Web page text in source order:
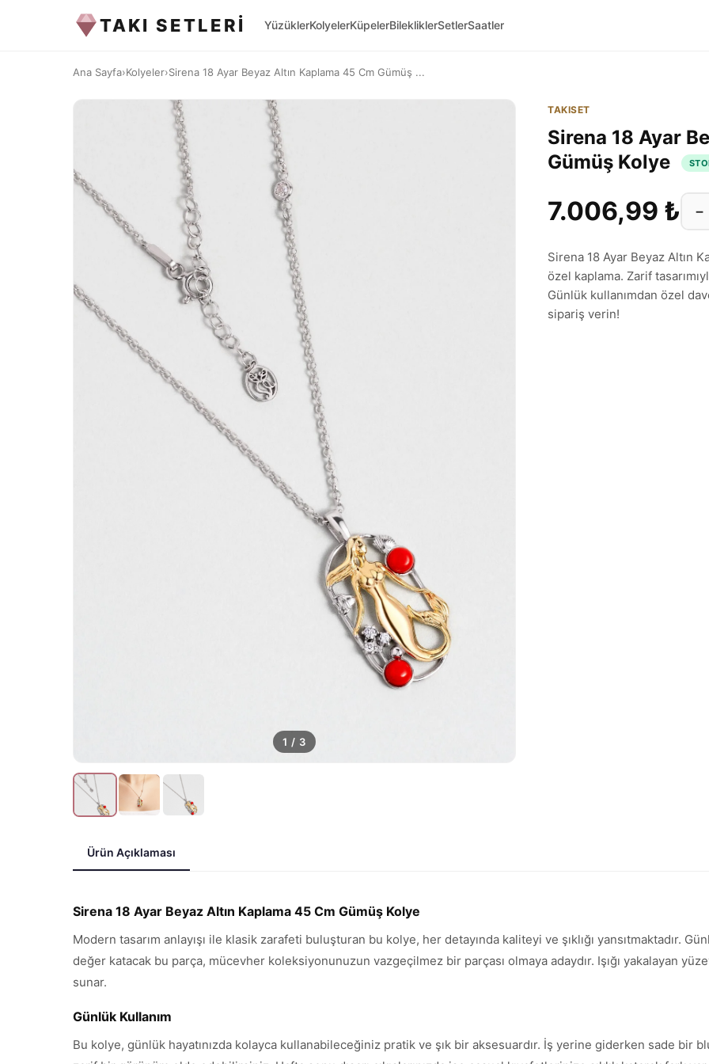
TAKI SETLERİ YüzüklerKolyelerKüpelerBilekliklerSetlerSaatler
Ana Sayfa›Kolyeler›Sirena 18 Ayar Beyaz Altın Kaplama 45 Cm Gümüş ...
1 / 3
TAKISET
Sirena 18 Ayar
Gümüş Kolye
7.006,99 ₺ −
Sirena 18 Ayar Beyaz Altın
özel kaplama. Zarif
Günlük kullanımdan özel
sipariş verin!
Ürün Açıklaması
Sirena 18 Ayar Beyaz Altın Kaplama 45 Cm Gümüş Kolye
Modern tasarım anlayışı ile klasik zarafeti buluşturan bu kolye, her detayında kaliteyi ve şıklığı yansıtmaktadır.
değer katacak bu parça, mücevher koleksiyonunuzun vazgeçilmez bir parçası olmaya adaydır. Işığı yakalayan
sunar.
Günlük Kullanım
Bu kolye, günlük hayatınızda kolayca kullanabileceğiniz pratik ve şık bir aksesuardır. İş yerine giderken sade